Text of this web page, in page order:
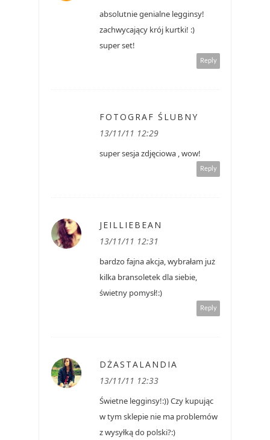
absolutnie genialne legginsy!
zachwycający krój kurtki! :)
super set!
Reply
FOTOGRAF ŚLUBNY
13/11/11 12:29
super sesja zdjęciowa , wow!
Reply
JEILLIEBEAN
13/11/11 12:31
bardzo fajna akcja, wybrałam już
kilka bransoletek dla siebie,
świetny pomysł!:)
Reply
DŻASTALANDIA
13/11/11 12:33
Świetne legginsy!:)) Czy kupując
w tym sklepie nie ma problemów
z wysyłką do polski?:)